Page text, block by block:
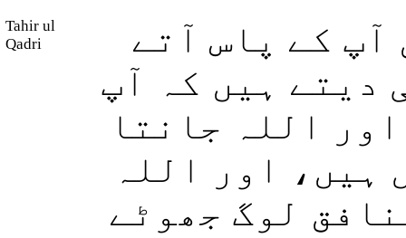
Tahir ul
Qadri
کے پاس آتے
دیتے ہیں کہ آپ
اللہ جانتا
ہیں، اور اللہ
لوگ جھوٹے